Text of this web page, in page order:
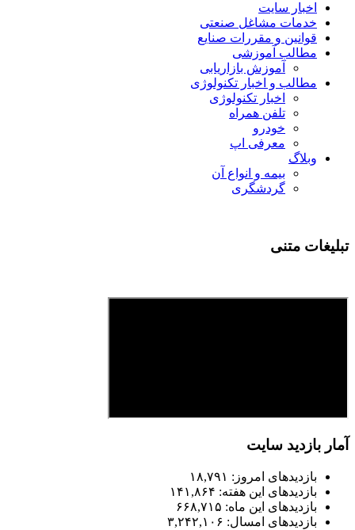
اخبار سایت
خدمات مشاغل صنعتی
قوانین و مقررات صنایع
مطالب آموزشی
آموزش بازاریابی
مطالب و اخبار تکنولوژی
اخبار تکنولوژی
تلفن همراه
خودرو
معرفی اپ
وبلاگ
بیمه و انواع آن
گردشگری
تبلیغات متنی
آمار بازدید سایت
بازدیدهای امروز: ۱۸,۷۹۱
بازدیدهای این هفته: ۱۴۱,۸۶۴
بازدیدهای این ماه: ۶۶۸,۷۱۵
بازدیدهای امسال: ۳,۲۴۲,۱۰۶